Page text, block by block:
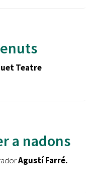
Teatre
a nadons
Agustí Farré.